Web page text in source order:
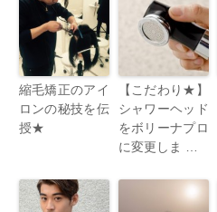
縮毛矯正のアイ
ロンの秘技を伝
授★
【こだわり★】
シャワーヘッド
をボリーナプロ
に変更しま …